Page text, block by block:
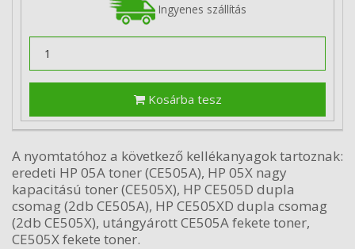
Ingyenes szállítás
Kosárba tesz
A nyomtatóhoz a következő kellékanyagok tartoznak:
eredeti HP 05A toner (CE505A), HP 05X nagy
kapacitású toner (CE505X), HP CE505D dupla
csomag (2db CE505A), HP CE505XD dupla csomag
(2db CE505X), utángyárott CE505A fekete toner,
CE505X fekete toner.